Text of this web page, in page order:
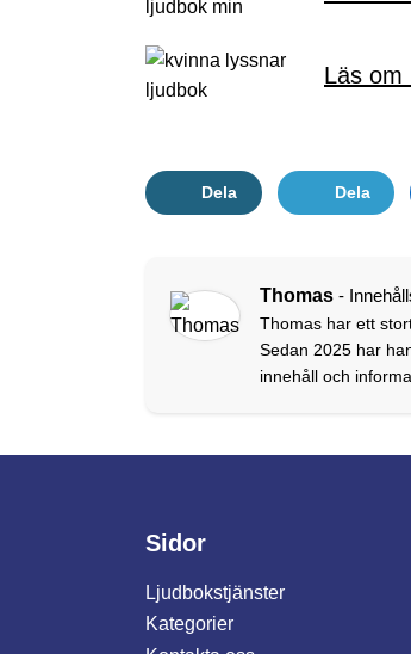
Läs om
Dela Dela
Thomas -
Thomas har ett
Sedan 2025 har
innehåll och
Sidor
Ljudbokstjänster
Kategorier